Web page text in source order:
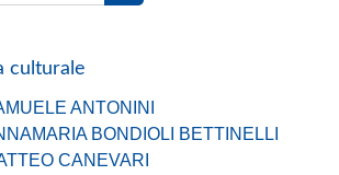
Kurse suchen
culturale
ANTONINI
BONDIOLI BETTINELLI
CANEVARI